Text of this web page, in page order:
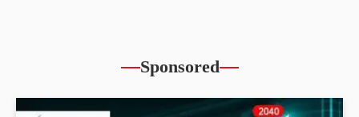
Sponsored